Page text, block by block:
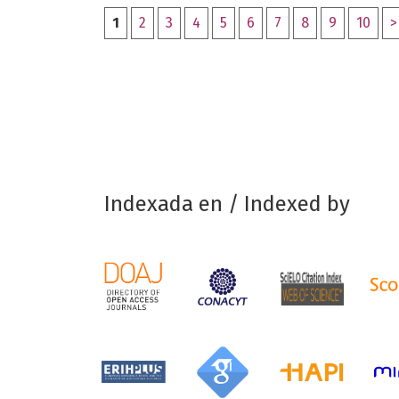
1 2 3 4 5 6 7 8 9 10 >
Indexada en / Indexed by